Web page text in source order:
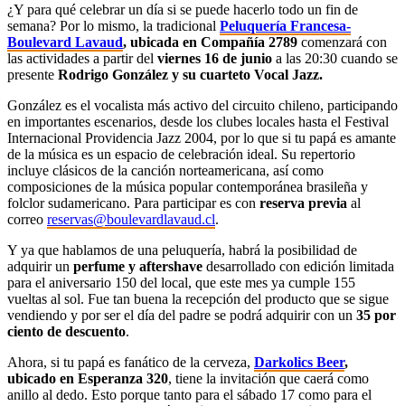
¿Y para qué celebrar un día si se puede hacerlo todo un fin de
semana? Por lo mismo, la tradicional Peluquería Francesa-
Boulevard Lavaud, ubicada en Compañía 2789 comenzará con
las actividades a partir del viernes 16 de junio a las 20:30 cuando se
presente Rodrigo González y su cuarteto Vocal Jazz.
González es el vocalista más activo del circuito chileno, participando
en importantes escenarios, desde los clubes locales hasta el Festival
Internacional Providencia Jazz 2004, por lo que si tu papá es amante
de la música es un espacio de celebración ideal. Su repertorio
incluye clásicos de la canción norteamericana, así como
composiciones de la música popular contemporánea brasileña y
folclor sudamericano. Para participar es con reserva previa al
correo reservas@boulevardlavaud.cl.
Y ya que hablamos de una peluquería, habrá la posibilidad de
adquirir un perfume y aftershave desarrollado con edición limitada
para el aniversario 150 del local, que este mes ya cumple 155
vueltas al sol. Fue tan buena la recepción del producto que se sigue
vendiendo y por ser el día del padre se podrá adquirir con un 35 por
ciento de descuento.
Ahora, si tu papá es fanático de la cerveza, Darkolics Beer,
ubicado en Esperanza 320, tiene la invitación que caerá como
anillo al dedo. Esto porque tanto para el sábado 17 como para el